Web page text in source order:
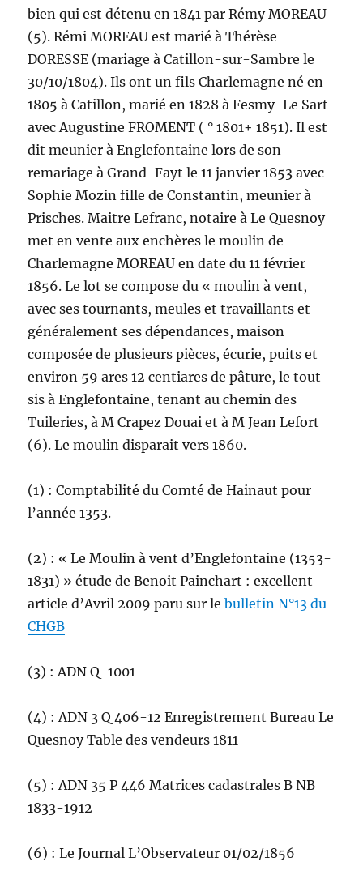
bien qui est détenu en 1841 par Rémy MOREAU
(5). Rémi MOREAU est marié à Thérèse
DORESSE (mariage à Catillon-sur-Sambre le
30/10/1804). Ils ont un fils Charlemagne né en
1805 à Catillon, marié en 1828 à Fesmy-Le Sart
avec Augustine FROMENT ( ° 1801+ 1851). Il est
dit meunier à Englefontaine lors de son
remariage à Grand-Fayt le 11 janvier 1853 avec
Sophie Mozin fille de Constantin, meunier à
Prisches. Maitre Lefranc, notaire à Le Quesnoy
met en vente aux enchères le moulin de
Charlemagne MOREAU en date du 11 février
1856. Le lot se compose du « moulin à vent,
avec ses tournants, meules et travaillants et
généralement ses dépendances, maison
composée de plusieurs pièces, écurie, puits et
environ 59 ares 12 centiares de pâture, le tout
sis à Englefontaine, tenant au chemin des
Tuileries, à M Crapez Douai et à M Jean Lefort
(6). Le moulin disparait vers 1860.
(1) : Comptabilité du Comté de Hainaut pour
l’année 1353.
(2) : « Le Moulin à vent d’Englefontaine (1353-
1831) » étude de Benoit Painchart : excellent
article d’Avril 2009 paru sur lebulletin N°13 du
CHGB
(3) : ADN Q-1001
(4) : ADN 3 Q 406-12 Enregistrement Bureau Le
Quesnoy Table des vendeurs 1811
(5) : ADN 35 P 446 Matrices cadastrales B NB
1833-1912
(6) : Le Journal L’Observateur 01/02/1856